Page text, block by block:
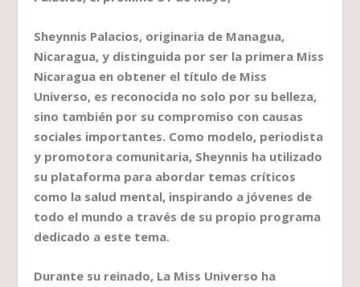
Sheynnis Palacios, originaria de Managua,
Nicaragua, y distinguida por ser la primera Miss
Nicaragua en obtener el título de Miss
Universo, es reconocida no solo por su belleza,
sino también por su compromiso con causas
sociales importantes. Como modelo, periodista
y promotora comunitaria, Sheynnis ha utilizado
su plataforma para abordar temas críticos
como la salud mental, inspirando a jóvenes de
todo el mundo a través de su propio programa
dedicado a este tema.
Durante su reinado, La Miss Universo ha